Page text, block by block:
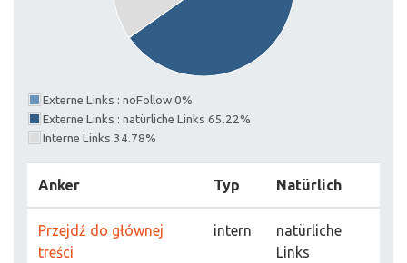
Externe Links : noFollow 0%
Externe Links : natürliche Links 65.22%
Interne Links 34.78%
Anker Typ Natürlich
Przejdź do głównej
treści
intern
natürliche
Links